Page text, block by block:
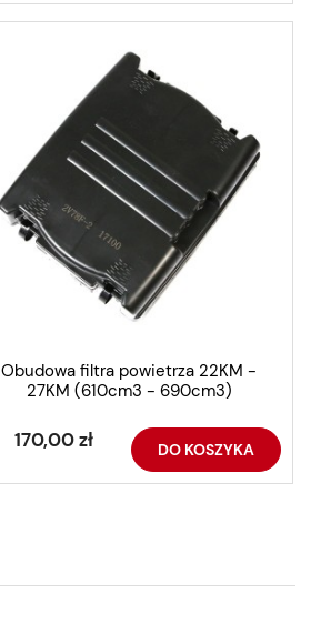
Obudowa filtra powietrza 22KM -
27KM (610cm3 - 690cm3)
170,00 zł DO KOSZYKA